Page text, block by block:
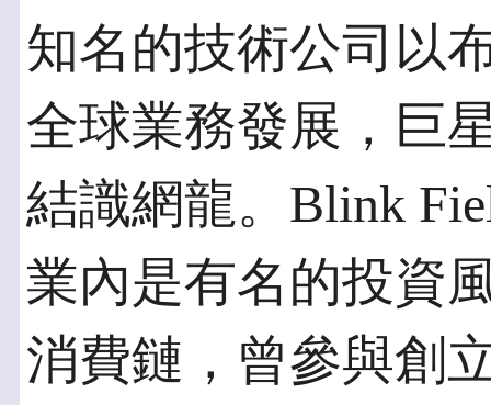
知名的技術公司以
全球業務發展，巨
結識網龍。Blink
業內是有名的投資
消費鏈，曾參與創